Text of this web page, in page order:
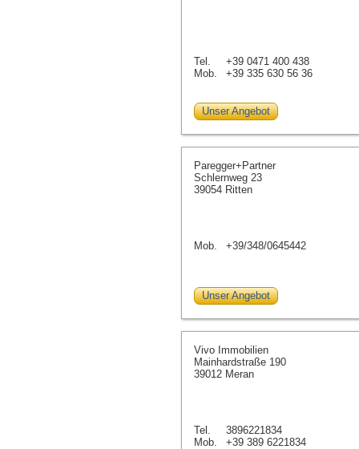
Tel.
+39 0471 400 438
Mob.
+39 335 630 56 36
Unser Angebot
Paregger+Partner
Schlernweg 23
39054 Ritten
Mob. +39/348/0645442
Unser Angebot
Vivo Immobilien
Mainhardstraße 190
39012 Meran
Tel.
3896221834
Mob.
+39 389 6221834